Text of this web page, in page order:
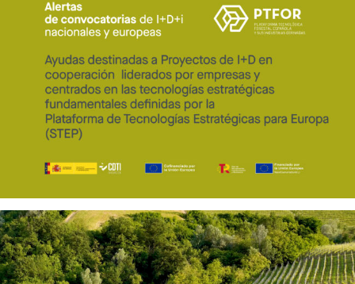
CONVOCATORIA INNTERCONECTA STEP 2026
CON 138 MILLONES DE EUROS EN AYUDAS
TERUEL IMPULSA UNA RED PARA LLEVAR LA
CIENCIA AL CAMPO Y FORTALECER EL SECTOR
AGROFORESTAL